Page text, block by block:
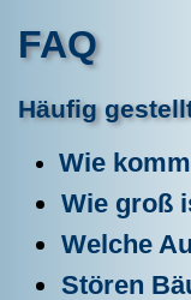
FAQ
Häufig
Wie
Wie groß
Welche
Stören